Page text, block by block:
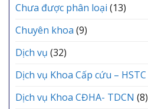
Chưa được phân loại (13)
Chuyên khoa (9)
Dịch vụ (32)
Dịch vụ Khoa Cấp cứu – HSTC
Dịch vụ Khoa CĐHA- TDCN (8)